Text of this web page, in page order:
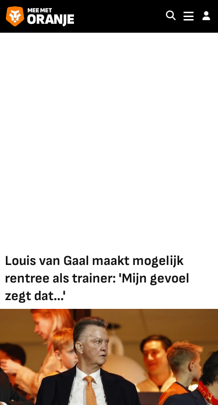
Louis van Gaal maakt mogelijk
rentree als trainer: 'Mijn gevoel
zegt dat...'